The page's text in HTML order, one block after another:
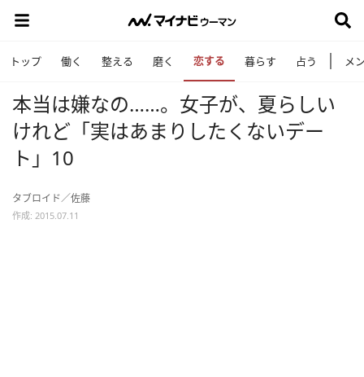
トップ 働く 整える 磨く 恋する 暮らす 占う メ
本当は嫌なの……。女子が、夏らしい
けれど「実はあまりしたくないデー
ト」10
タブロイド／佐藤
作成: 2015.07.11